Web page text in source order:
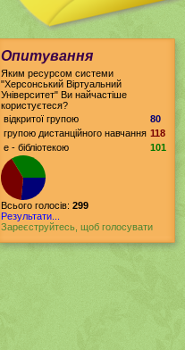
Опитування
Яким ресурсом системи
"Херсонський Віртуальний
Університет" Ви найчастіше
користуєтеся?
відкритої групою
80
групою дистанційного навчання 118
е - бібліотекою
101
Всього голосів: 299
Результати...
Зареєструйтесь, щоб голосувати